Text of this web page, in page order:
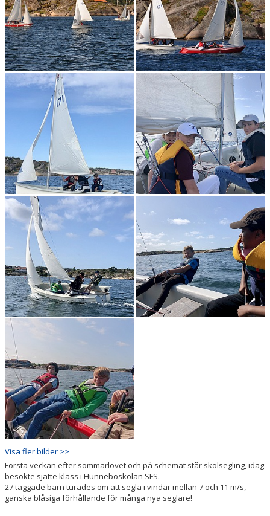
Visa fler bilder >>
Första veckan efter sommarlovet och på schemat står skolsegling, idag
besökte sjätte klass i Hunneboskolan SFS.
27 taggade barn turades om att segla i vindar mellan 7 och 11 m/s,
ganska blåsiga förhållande för många nya seglare!